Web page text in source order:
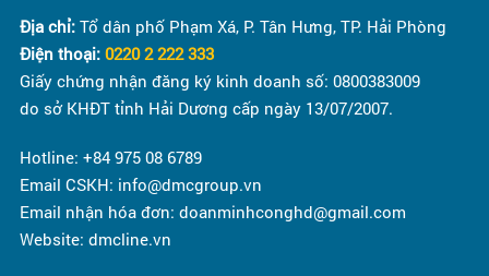
Địa chỉ:Tổ dân phố Phạm Xá, P. Tân Hưng, TP. Hải Phòng
Điện thoại: 0220 2 222 333
Giấy chứng nhận đăng ký kinh doanh số: 0800383009
do sở KHĐT tỉnh Hải Dương cấp ngày 13/07/2007.
Hotline: +84 975 08 6789
Email CSKH: info@dmcgroup.vn
Email nhận hóa đơn: doanminhconghd@gmail.com
Website: dmcline.vn